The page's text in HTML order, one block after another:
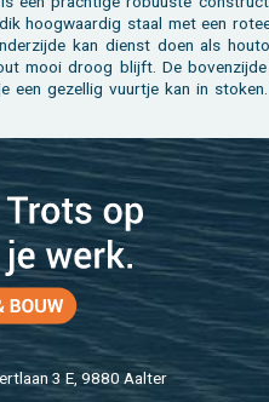
hoog­waar­dig staal met een
kan dienst doen als
mooi droog blijft. De
een ge­zel­lig vuur­tje kan in
3 E, 9880 Aal­ter